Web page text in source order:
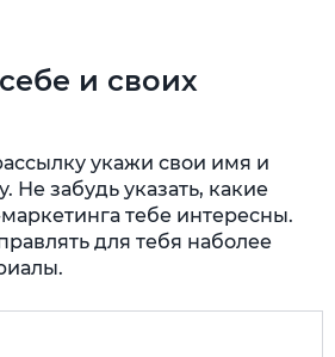
и своих
укажи свои имя и
Не забудь указать, какие
тебе интересны.
для тебя наболее